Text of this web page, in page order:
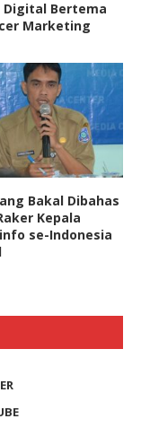
Digital Bertema
Marketing
Bakal Dibahas
Kepala
se-Indonesia